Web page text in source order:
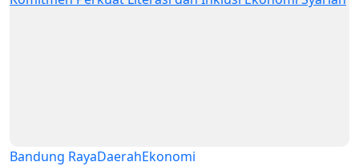
Bandung RayaDaerahEkonomi